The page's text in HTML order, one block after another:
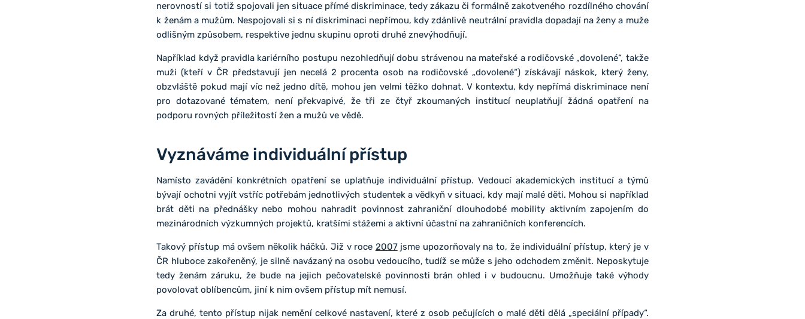
nerovností si totiž spojovali jen situace přímé diskriminace, tedy zákazu či formálně zakotveného rozdílného chování
k ženám a mužům. Nespojovali si s ní diskriminaci nepřímou, kdy zdánlivě neutrální pravidla dopadají na ženy a muže
odlišným způsobem, respektive jednu skupinu oproti druhé znevýhodňují.
Například když pravidla kariérního postupu nezohledňují dobu strávenou na mateřské a rodičovské „dovolené“, takže
muži (kteří v ČR představují jen necelá 2 procenta osob na rodičovské „dovolené“) získávají náskok, který ženy,
obzvláště pokud mají víc než jedno dítě, mohou jen velmi těžko dohnat. V kontextu, kdy nepřímá diskriminace není
pro dotazované tématem, není překvapivé, že tři ze čtyř zkoumaných institucí neuplatňují žádná opatření na
podporu rovných příležitostí žen a mužů ve vědě.
Vyznáváme individuální přístup
Namísto zavádění konkrétních opatření se uplatňuje individuální přístup. Vedoucí akademických institucí a týmů
bývají ochotni vyjít vstříc potřebám jednotlivých studentek a vědkyň v situaci, kdy mají malé děti. Mohou si například
brát děti na přednášky nebo mohou nahradit povinnost zahraniční dlouhodobé mobility aktivním zapojením do
mezinárodních výzkumných projektů, kratšími stážemi a aktivní účastní na zahraničních konferencích.
Takový přístup má ovšem několik háčků. Již v roce 2007jsme upozorňovaly na to, že individuální přístup, který je v
ČR hluboce zakořeněný, je silně navázaný na osobu vedoucího, tudíž se může s jeho odchodem změnit. Neposkytuje
tedy ženám záruku, že bude na jejich pečovatelské povinnosti brán ohled i v budoucnu. Umožňuje také výhody
povolovat oblíbencům, jiní k nim ovšem přístup mít nemusí.
Za druhé, tento přístup nijak nemění celkové nastavení, které z osob pečujících o malé děti dělá „speciální případy“.